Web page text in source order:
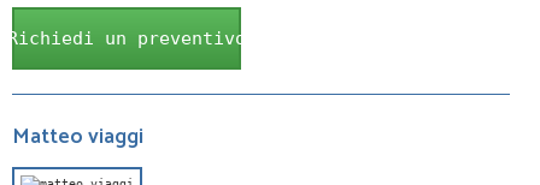
Richiedi un preventivo
Matteo viaggi